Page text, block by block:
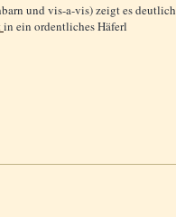
und vis-a-vis) zeigt es deutlich
in ein ordentliches Häferl